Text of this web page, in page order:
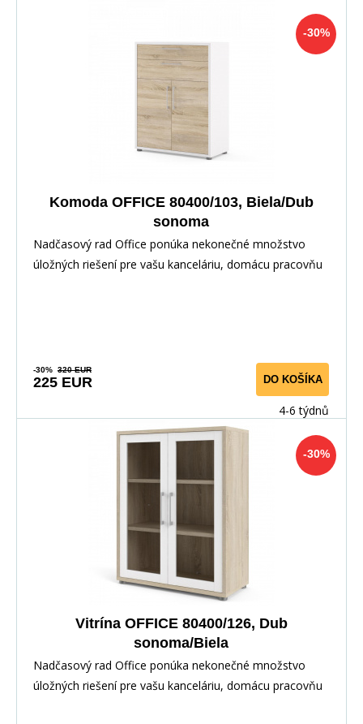
-30%
Komoda OFFICE 80400/103, Biela/Dub
sonoma
Nadčasový rad Office ponúka nekonečné množstvo
úložných riešení pre vašu kanceláriu, domácu pracovňu
-30% 320 EUR
225 EUR DO KOŠÍKA
4-6 týdnů
-30%
Vitrína OFFICE 80400/126, Dub
sonoma/Biela
Nadčasový rad Office ponúka nekonečné množstvo
úložných riešení pre vašu kanceláriu, domácu pracovňu